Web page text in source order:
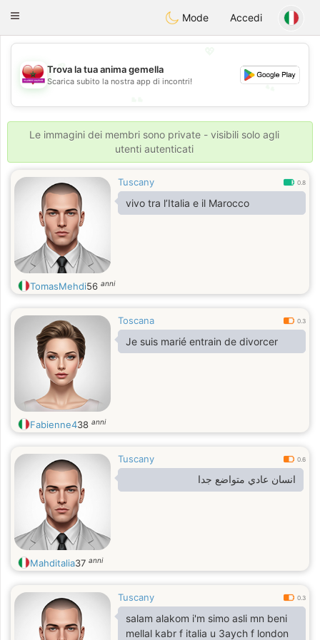
Maroc Dating
Toggle
Mode Accedi
💖
💕
Trova la tua anima gemella
Scarica subito la nostra app di incontri!
Le immagini dei membri sono private - visibili solo agli
utenti autenticati
Tuscany 0.8
vivo tra l’Italia e il Marocco
TomasMehdi56 anni
Toscana 0.3
Je suis marié entrain de divorcer
Fabienne438 anni
Tuscany 0.6
انسان عادي متواضع جدا
Mahditalia37 anni
Tuscany 0.3
salam alakom i'm simo asli mn beni
mellal kabr f italia u 3aych f london